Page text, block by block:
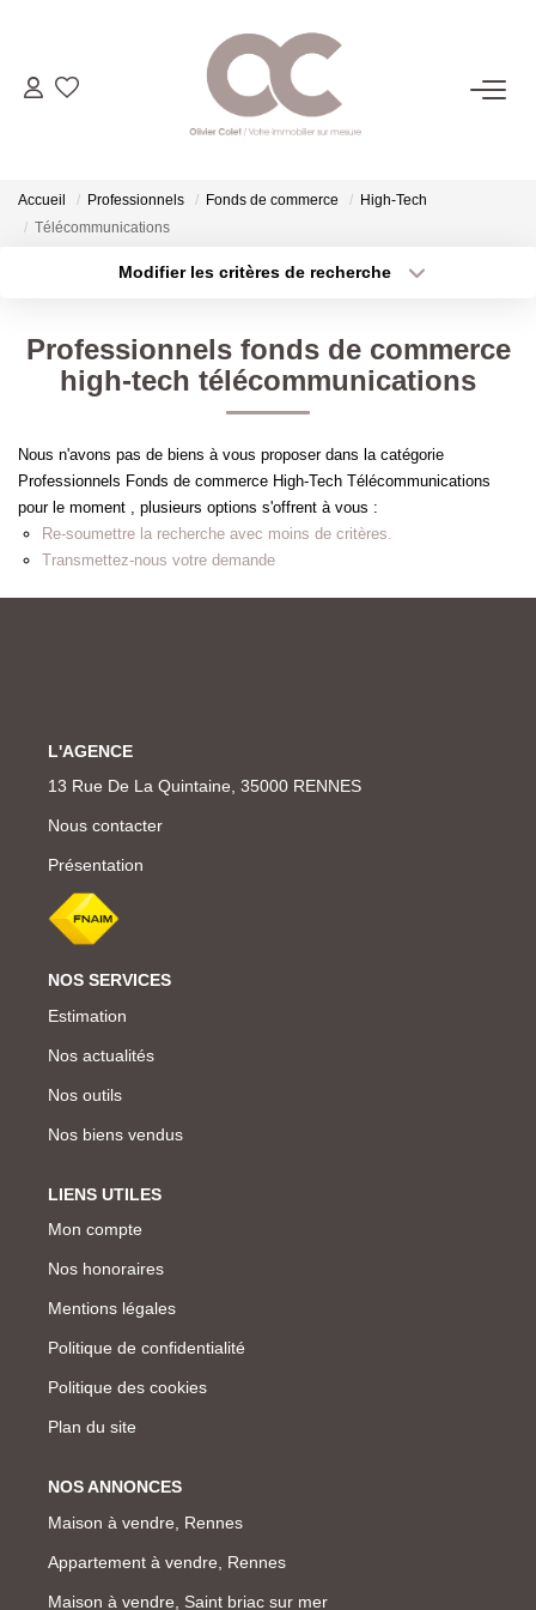
06.14.98.69.34
ACHETER
LOUER
ESTIMER
L'AGENCE
CONTACT
Accueil Professionnels Fonds de commerce
High-Tech
Télécommunications
Modifier les critères de recherche
Type de bien
Budget max Plus de critères
Professionnels fonds de commerce
high-tech télécommunications
Nous n'avons pas de biens à vous proposer dans la catégorie
Professionnels Fonds de commerce High-Tech Télécommunications
pour le moment , plusieurs options s'offrent à vous :
Re-soumettre la recherche avec moins de critères.
Transmettez-nous votre demande
L'AGENCE
13 Rue De La Quintaine, 35000 RENNES
Nous contacter
Présentation
NOS SERVICES
Estimation
Nos actualités
Nos outils
Nos biens vendus
LIENS UTILES
Mon compte
Nos honoraires
Mentions légales
Politique de confidentialité
Politique des cookies
Plan du site
NOS ANNONCES
Maison à vendre, Rennes
Appartement à vendre, Rennes
Maison à vendre, Saint briac sur mer